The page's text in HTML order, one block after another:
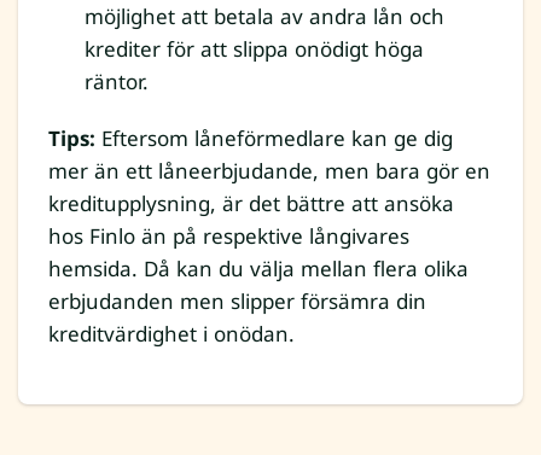
möjlighet att betala av andra lån och
krediter för att slippa onödigt höga
räntor.
Tips: Eftersom låneförmedlare kan ge dig
mer än ett låneerbjudande, men bara gör en
kreditupplysning, är det bättre att ansöka
hos Finlo än på respektive långivares
hemsida. Då kan du välja mellan flera olika
erbjudanden men slipper försämra din
kreditvärdighet i onödan.